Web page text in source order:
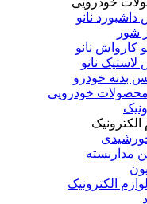
نانو
شور
کارواش نانو
نانو
بدنه خودرو
خودرویی
مداربسته
الکترونیک